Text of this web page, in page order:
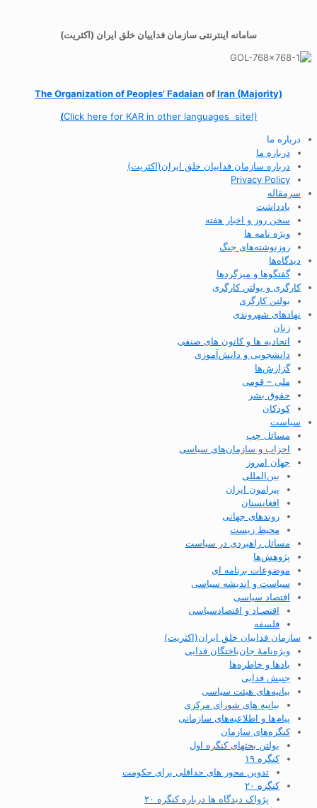
سامانه اینترنتی سازمان فداییان خلق ایران (اکثریت)
The Organization ofPeoples’ FadaianofIran (Majority)
(Click here for KAR in other languages site!)
درباره ما
درباره ما
درباره سازمان فداییان خلق ایران(اکثریت)
Privacy Policy
سرمقاله
یادداشت
سخن روز و اخبار هفته
ویژه نامه ها
روزنوشته‌های جنگ
دیدگاه‌ها
گفتگوها و میزگردها
کارگری و بولتن کارگری
بولتن کارگری
نهادهای شهروندی
زنان
اتحادیه ها و کانون های صنفی
دانشجویی و دانش‌آموزی
گزارش‌ها
ملی – قومی
حقوق بشر
کودکان
سیاست
مسائل چپ
احزاب و سازمان‌های سیاسی
جهان امروز
بین‌المللی
پیرامون ایران
افغانستان
روندهای جهانی
محیط زیست
مسائل راهبردی در سیاست
پژوهش‌ها
موضوعات برنامه ای
سیاست و اندیشه سیاسی
اقتصاد سیاسی
اقتصـاد و اقتصاد‌سیاسی
فلسفه
سازمان فداییان خلق ایران(اکثریت)
ویژه‌نامهٔ جان‌باختگان فدایی
یادها و خاطره‌ها
جنبش فدایی
بیانیه‌های هیئت سیاسی
بیانیه های شورای مرکزی
پیام‌ها و اطلاعیه‌های سازمانی
کنگره‌های سازمان
بولتن بحثهای کنگره اول
کنگره ۱۹
تدوین محور های حداقلی برای حکومت
کنگره ۲۰
پژواک دیدگاه ها درباره کنگره ۲۰